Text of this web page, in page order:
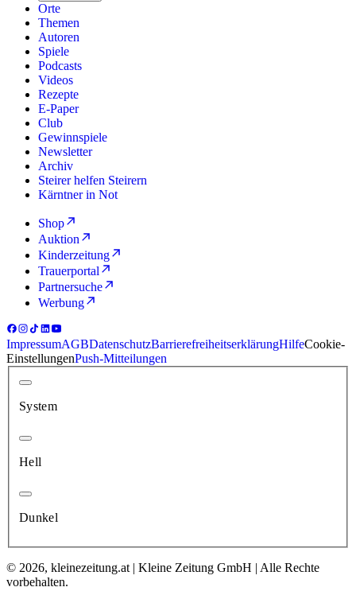
Orte
Themen
Autoren
Spiele
Podcasts
Videos
Rezepte
E-Paper
Club
Gewinnspiele
Newsletter
Archiv
Steirer helfen Steirern
Kärntner in Not
Shop
Auktion
Kinderzeitung
Trauerportal
Partnersuche
Werbung
ImpressumAGBDatenschutzBarrierefreiheitserklärungHilfeCookie-
EinstellungenPush-Mitteilungen
System
Hell
Dunkel
© 2026, kleinezeitung.at | Kleine Zeitung GmbH | Alle Rechte
vorbehalten.